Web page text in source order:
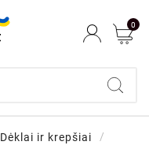
0
Dėklai ir krepšiai